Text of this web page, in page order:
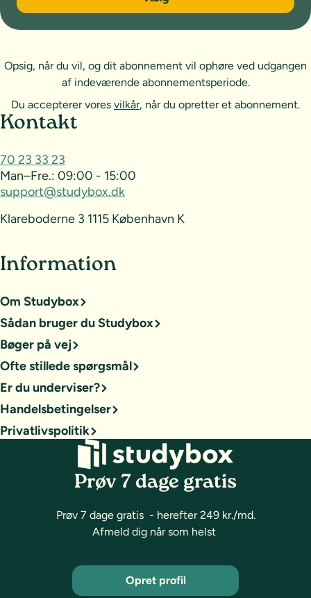
Opsig, når du vil, og dit abonnement vil ophøre ved udgangen
af indeværende abonnementsperiode.
Du accepterer vores vilkår, når du opretter et abonnement.
Sideoversigt og kontakt
Kontakt
70 23 33 23
Man–Fre.: 09:00 - 15:00
support@studybox.dk
Klareboderne 3 1115 København K
Information
Om Studybox
Sådan bruger du Studybox
Bøger på vej
Ofte stillede spørgsmål
Er du underviser?
Handelsbetingelser
Privatlivspolitik
Prøv 7 dage gratis
Prøv 7 dage gratis - herefter 249 kr./md.
Afmeld dig når som helst
Opret profil